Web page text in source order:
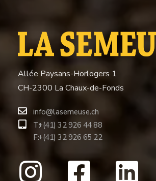
Allée Paysans-Horlogers 1
CH-2300 La Chaux-de-Fonds
info@lasemeuse.ch
T:
F:
+(41) 32 926 44 88
+(41) 32 926 65 22